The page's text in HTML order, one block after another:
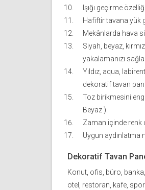
Işığı geçirme
Hafiftir tavana yük
Mekânlarda hava
Siyah, beyaz,
yakalamanızı
Yıldız, aqua,
dekoratif tavan
Toz birikmesini
Beyaz ).
Zaman içinde renk
Uygun aydınlatma
Dekoratif Tavan
Konut, ofis, büro,
otel, restoran, kafe,